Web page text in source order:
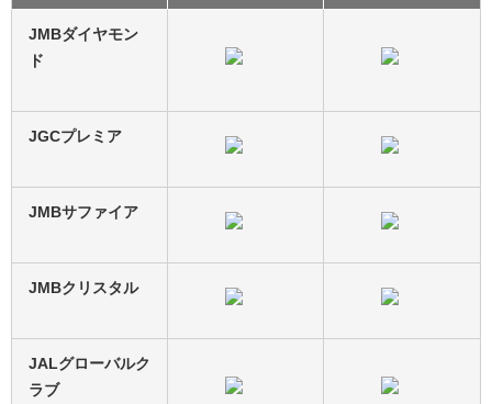
JMBダイヤモン
ド
JGCプレミア
JMBサファイア
JMBクリスタル
JALグローバルク
ラブ